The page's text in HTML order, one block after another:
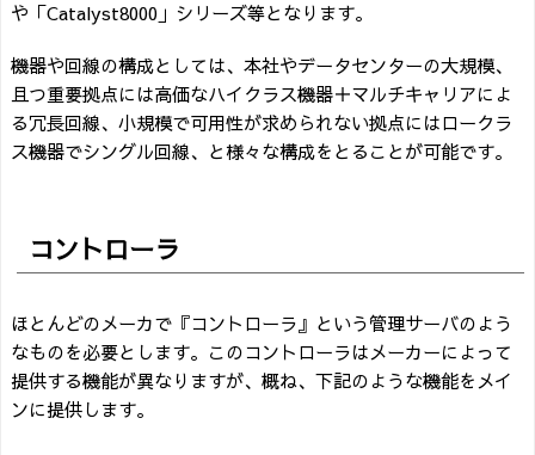
や「Catalyst8000」シリーズ等となります。
機器や回線の構成としては、本社やデータセンターの大規模、
且つ重要拠点には高価なハイクラス機器＋マルチキャリアによ
る冗長回線、小規模で可用性が求められない拠点にはロークラ
ス機器でシングル回線、と様々な構成をとることが可能です。
コントローラ
ほとんどのメーカで『コントローラ』という管理サーバのよう
なものを必要とします。このコントローラはメーカーによって
提供する機能が異なりますが、概ね、下記のような機能をメイ
ンに提供します。